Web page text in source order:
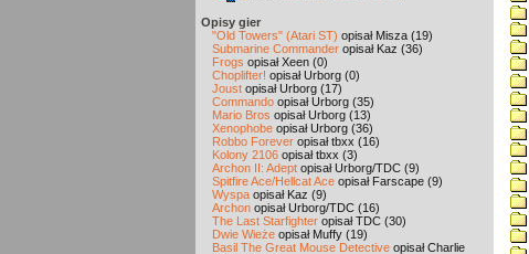
Opisy gier
"Old Towers" (Atari ST) opisał Misza (19)
Submarine Commander opisał Kaz (36)
Frogs opisał Xeen (0)
Choplifter! opisał Urborg (0)
Joust opisał Urborg (17)
Commando opisał Urborg (35)
Mario Bros opisał Urborg (13)
Xenophobe opisał Urborg (36)
Robbo Forever opisał tbxx (16)
Kolony 2106 opisał tbxx (3)
Archon II: Adept opisał Urborg/TDC (9)
Spitfire Ace/Hellcat Ace opisał Farscape (9)
Wyspa opisał Kaz (9)
Archon opisał Urborg/TDC (16)
The Last Starfighter opisał TDC (30)
Dwie Wieże opisał Muffy (19)
Basil The Great Mouse Detective opisał Charlie